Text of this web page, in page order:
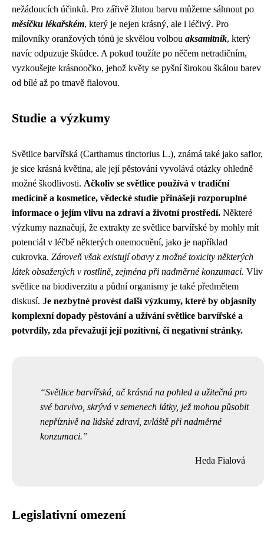
nežádoucích účinků. Pro zářivě žlutou barvu můžeme sáhnout po
měsíčku lékařském, který je nejen krásný, ale i léčivý. Pro
milovníky oranžových tónů je skvělou volbou aksamitník, který
navíc odpuzuje škůdce. A pokud toužíte po něčem netradičním,
vyzkoušejte krásnoočko, jehož květy se pyšní širokou škálou barev
od bílé až po tmavě fialovou.
Studie a výzkumy
Světlice barvířská (Carthamus tinctorius L.), známá také jako saflor,
je sice krásná květina, ale její pěstování vyvolává otázky ohledně
možné škodlivosti. Ačkoliv se světlice používá v tradiční
medicíně a kosmetice, vědecké studie přinášejí rozporuplné
informace o jejím vlivu na zdraví a životní prostředí. Některé
výzkumy naznačují, že extrakty ze světlice barvířské by mohly mít
potenciál v léčbě některých onemocnění, jako je například
cukrovka. Zároveň však existují obavy z možné toxicity některých
látek obsažených v rostlině, zejména při nadměrné konzumaci. Vliv
světlice na biodiverzitu a půdní organismy je také předmětem
diskusí. Je nezbytné provést další výzkumy, které by objasnily
komplexní dopady pěstování a užívání světlice barvířské a
potvrdily, zda převažují její pozitivní, či negativní stránky.
Světlice barvířská, ač krásná na pohled a užitečná pro
své barvivo, skrývá v semenech látky, jež mohou působit
nepříznivě na lidské zdraví, zvláště při nadměrné
konzumaci.
Heda Fialová
Legislativní omezení